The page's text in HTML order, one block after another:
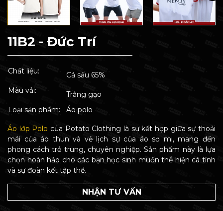
11B2 - Đức Trí
Chất liệu:
Cá sấu 65%
Màu vải:
Trắng gạo
Loại sản phẩm:
Áo polo
Áo lớp Polo của Potato Clothing là sự kết hợp giữa sự thoải
mái của áo thun và vẻ lịch sự của áo sơ mi, mang đến
phong cách trẻ trung, chuyên nghiệp. Sản phẩm này là lựa
chọn hoàn hảo cho các bạn học sinh muốn thể hiện cá tính
và sự đoàn kết tập thể.
NHẬN TƯ VẤN